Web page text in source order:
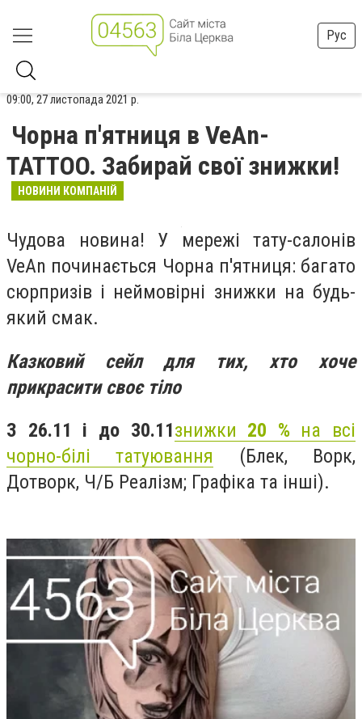
Рус
09:00, 27 листопада 2021 р.
Чорна п'ятниця в VeАn-
TATTOO. Забирай свої знижки!
НОВИНИ КОМПАНІЙ
Чудова новина! У мережі тату-салонів
VeAn починається Чорна п'ятниця: багато
сюрпризів і неймовірні знижки на будь-
який смак.
Казковий сейл для тих, хто хоче
прикрасити своє тіло
З 26.11 і до 30.11знижки 20 %на всі
чорно-білі татуювання (Блек, Ворк,
Дотворк, Ч/Б Реалізм; Графіка та інші).